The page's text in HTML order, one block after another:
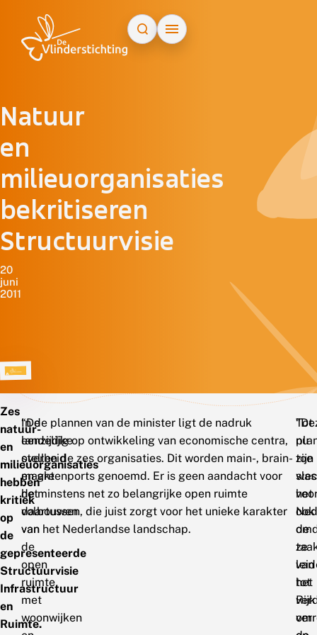
Natuur
en
milieuorganisaties
bekritiseren
Structuurvisie
20
juni
2011
Zes
natuur-
en
milieuorganisaties
hebben
kritiek
op
de
gepresenteerde
Structuurvisie
Infrastructuur
en
Ruimte.
“De
landelijke
overheid
maakt
het
volbouwen
van
de
open
ruimte
met
woonwijken
In de plannen van de minister ligt de nadruk
eenzijdig op ontwikkeling van economische centra,
stellen de zes organisaties. Dit worden main-, brain-
en greenports genoemd. Er is geen aandacht voor
de minstens net zo belangrijke open ruimte
daartussen, die juist zorgt voor het unieke karakter
van het Nederlandse landschap.
zijn
ze
tot
Tot
nu
toe
was
het
ook
de
van
het
Rijk
om